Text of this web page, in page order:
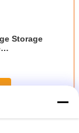
Storage